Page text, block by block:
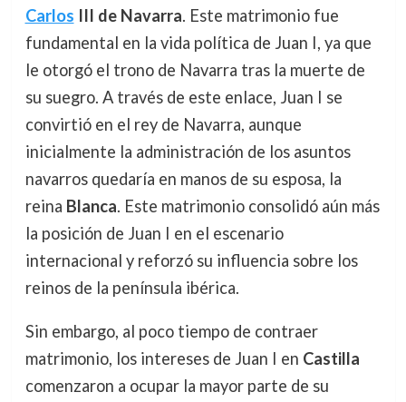
Carlos III de Navarra. Este matrimonio fue
fundamental en la vida política de Juan I, ya que
le otorgó el trono de Navarra tras la muerte de
su suegro. A través de este enlace, Juan I se
convirtió en el rey de Navarra, aunque
inicialmente la administración de los asuntos
navarros quedaría en manos de su esposa, la
reina Blanca. Este matrimonio consolidó aún más
la posición de Juan I en el escenario
internacional y reforzó su influencia sobre los
reinos de la península ibérica.
Sin embargo, al poco tiempo de contraer
matrimonio, los intereses de Juan I en Castilla
comenzaron a ocupar la mayor parte de su